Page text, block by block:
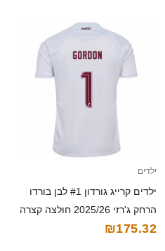
ילדים
ילדים קרייג גורדון #1 לבן בורדו
הרחק ג'רזי 2025/26 חולצה קצרה
₪175.32